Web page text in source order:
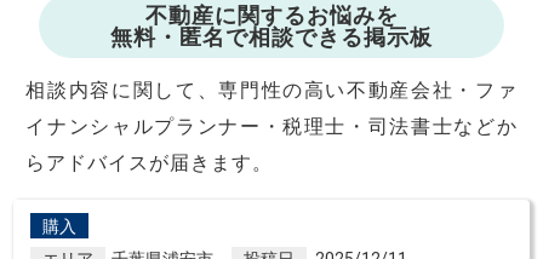
不動産に関するお悩みを
無料・匿名で相談できる掲示板
相談内容に関して、専門性の高い不動産会社・ファ
イナンシャルプランナー・税理士・司法書士などか
らアドバイスが届きます。
購入